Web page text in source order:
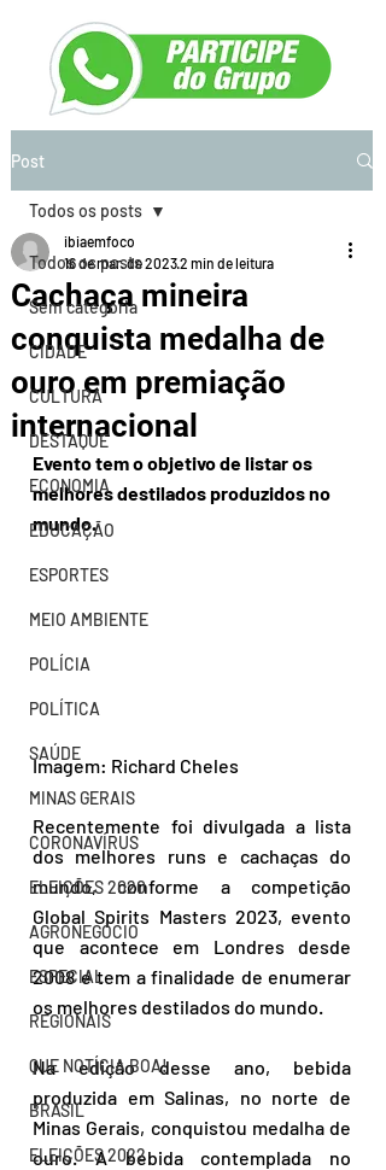
Post
Todos os posts
Sem categoria
CIDADE
CULTURA
DESTAQUE
ECONOMIA
EDUCAÇÃO
ESPORTES
MEIO AMBIENTE
POLÍCIA
POLÍTICA
SAÚDE
MINAS GERAIS
CORONAVÍRUS
ELEIÇÕES 2020
AGRONEGÓCIO
ESPECIAL
REGIONAIS
QUE NOTÍCIA BOA!
BRASIL
ELEIÇÕES 2022
Todos os posts
Cachaça mineira
conquista medalha de
ouro em premiação
internacional
ibiaemfoco
16 de mar. de 20232 min de leitura
Evento tem o objetivo de listar os
melhores destilados produzidos no
mundo.
Imagem: Richard Cheles
Recentemente foi divulgada a lista
dos melhores runs e cachaças do
mundo, conforme a competição
Global Spirits Masters 2023, evento
que acontece em Londres desde
2008 e tem a finalidade de enumerar
os melhores destilados do mundo.
Na edição desse ano, bebida
produzida em Salinas, no norte de
Minas Gerais, conquistou medalha de
ouro. A bebida contemplada no